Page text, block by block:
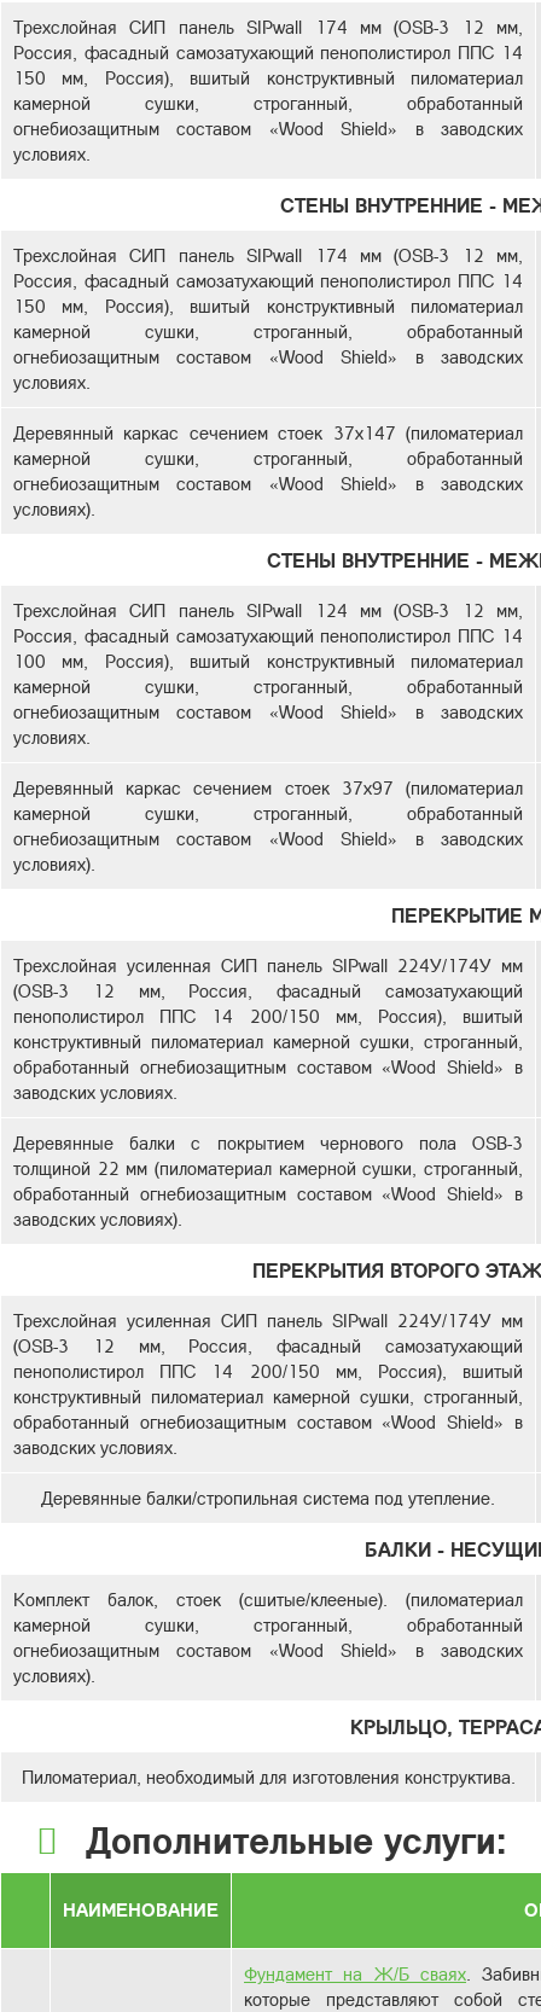
Трехслойная СИП панель SIPwall 174 мм (OSB-3 12 мм,
Россия, фасадный самозатухающий пенополистирол ППС 14
150 мм, Россия), вшитый конструктивный пиломатериал
камерной сушки, строганный, обработанный
огнебиозащитным составом «Wood Shield» в заводских
условиях.
СТЕНЫ ВНУТРЕННИЕ -
Трехслойная СИП панель SIPwall 174 мм (OSB-3 12 мм,
Россия, фасадный самозатухающий пенополистирол ППС 14
150 мм, Россия), вшитый конструктивный пиломатериал
камерной сушки, строганный, обработанный
огнебиозащитным составом «Wood Shield» в заводских
условиях.
Деревянный каркас сечением стоек 37х147 (пиломатериал
камерной сушки, строганный, обработанный
огнебиозащитным составом «Wood Shield» в заводских
условиях).
СТЕНЫ ВНУТРЕННИЕ -
Трехслойная СИП панель SIPwall 124 мм (OSB-3 12 мм,
Россия, фасадный самозатухающий пенополистирол ППС 14
100 мм, Россия), вшитый конструктивный пиломатериал
камерной сушки, строганный, обработанный
огнебиозащитным составом «Wood Shield» в заводских
условиях.
Деревянный каркас сечением стоек 37х97 (пиломатериал
камерной сушки, строганный, обработанный
огнебиозащитным составом «Wood Shield» в заводских
условиях).
ПЕРЕКРЫТИЕ
Трехслойная усиленная СИП панель SIPwall 224У/174У мм
(OSB-3 12 мм, Россия, фасадный самозатухающий
пенополистирол ППС 14 200/150 мм, Россия), вшитый
конструктивный пиломатериал камерной сушки, строганный,
обработанный огнебиозащитным составом «Wood Shield» в
заводских условиях.
Деревянные балки с покрытием чернового пола OSB-3
толщиной 22 мм (пиломатериал камерной сушки, строганный,
обработанный огнебиозащитным составом «Wood Shield» в
заводских условиях).
ПЕРЕКРЫТИЯ ВТОРОГО
Трехслойная усиленная СИП панель SIPwall 224У/174У мм
(OSB-3 12 мм, Россия, фасадный самозатухающий
пенополистирол ППС 14 200/150 мм, Россия), вшитый
конструктивный пиломатериал камерной сушки, строганный,
обработанный огнебиозащитным составом «Wood Shield» в
заводских условиях.
Деревянные балки/стропильная система под утепление.
БАЛКИ -
Комплект балок, стоек (сшитые/клееные). (пиломатериал
камерной сушки, строганный, обработанный
огнебиозащитным составом «Wood Shield» в заводских
условиях).
КРЫЛЬЦО,
Пиломатериал, необходимый для изготовления конструктива.
Дополнительные услуги:
НАИМЕНОВАНИЕ
Фундамент на Ж/Б сваях .
которые представляют собой